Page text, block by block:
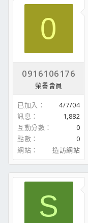
0
0916106176
榮譽會員
已加入
4/7/04
訊息
1,882
互動分數
0
點數
0
網站
造訪網站
S